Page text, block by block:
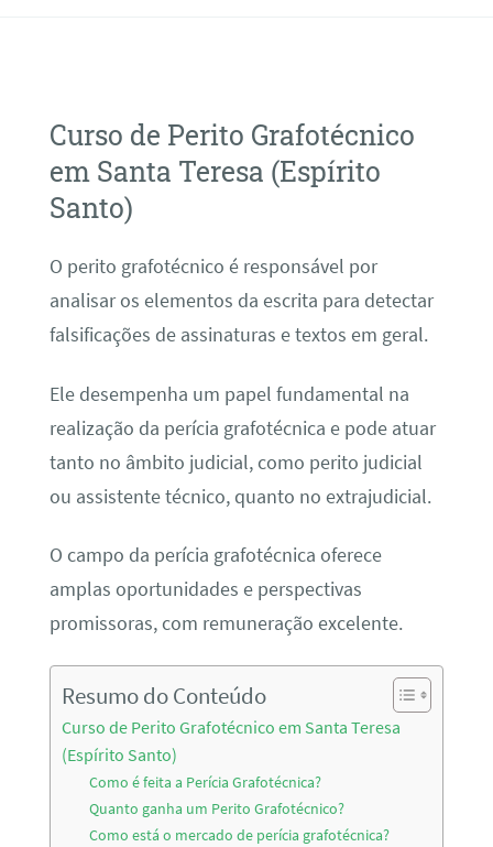
Curso de Perito Grafotécnico
em Santa Teresa (Espírito
Santo)
O perito grafotécnico é responsável por
analisar os elementos da escrita para detectar
falsificações de assinaturas e textos em geral.
Ele desempenha um papel fundamental na
realização da perícia grafotécnica e pode atuar
tanto no âmbito judicial, como perito judicial
ou assistente técnico, quanto no extrajudicial.
O campo da perícia grafotécnica oferece
amplas oportunidades e perspectivas
promissoras, com remuneração excelente.
Resumo do Conteúdo
Curso de Perito Grafotécnico em Santa Teresa
(Espírito Santo)
Como é feita a Perícia Grafotécnica?
Quanto ganha um Perito Grafotécnico?
Como está o mercado de perícia grafotécnica?